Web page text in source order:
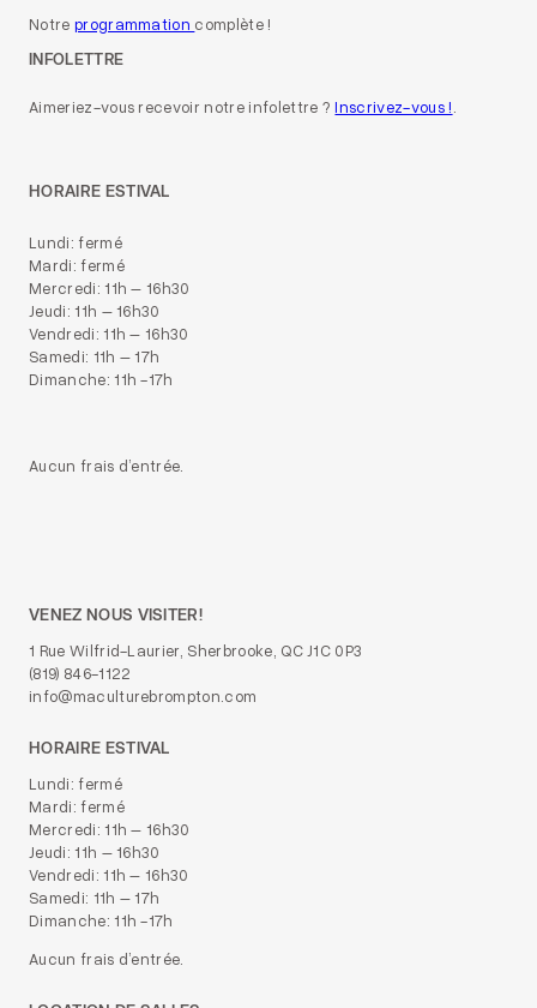
Notre programmation complète !
INFOLETTRE
Aimeriez-vous recevoir notre infolettre ?Inscrivez-vous !.
HORAIRE ESTIVAL
Lundi: fermé
Mardi: fermé
Mercredi: 11h – 16h30
Jeudi: 11h – 16h30
Vendredi: 11h – 16h30
Samedi: 11h – 17h
Dimanche: 11h -17h
Aucun frais d’entrée.
VENEZ NOUS VISITER!
1 Rue Wilfrid-Laurier, Sherbrooke, QC J1C 0P3
(819) 846-1122
info@maculturebrompton.com
HORAIRE ESTIVAL
Lundi: fermé
Mardi: fermé
Mercredi: 11h – 16h30
Jeudi: 11h – 16h30
Vendredi: 11h – 16h30
Samedi: 11h – 17h
Dimanche: 11h -17h
Aucun frais d’entrée.